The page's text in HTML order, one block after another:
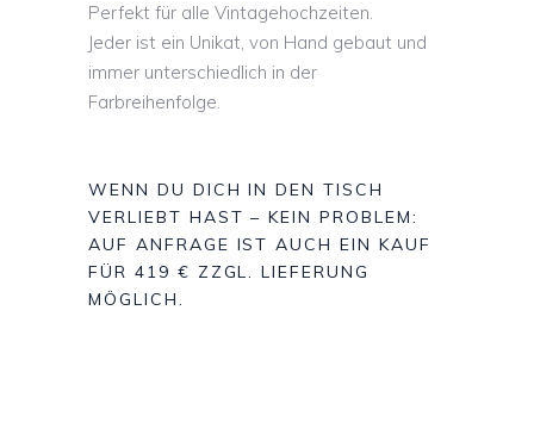
Perfekt für alle Vintagehochzeiten.
Jeder ist ein Unikat, von Hand gebaut und
immer unterschiedlich in der
Farbreihenfolge.
WENN DU DICH IN DEN TISCH
VERLIEBT HAST – KEIN PROBLEM:
AUF ANFRAGE IST AUCH EIN KAUF
FÜR 419 € ZZGL. LIEFERUNG
MÖGLICH.